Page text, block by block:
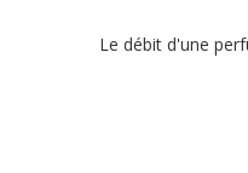
Le débit d'une